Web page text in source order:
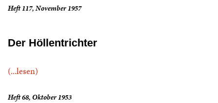
Heft 117, November 1957
Der Höllentrichter
(...lesen)
Heft 68, Oktober 1953